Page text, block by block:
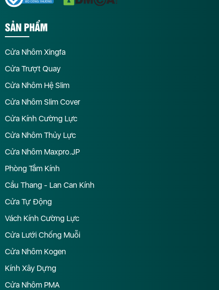
SẢN PHẨM
Cửa Nhôm Xingfa
Cửa Trượt Quay
Cửa Nhôm Hệ Slim
Cửa Nhôm Slim Cover
Cửa Kính Cường Lực
Cửa Nhôm Thủy Lực
Cửa Nhôm Maxpro.JP
Phòng Tắm Kính
Cầu Thang - Lan Can Kính
Cửa Tự Động
Vách Kính Cường Lực
Cửa Lưới Chống Muỗi
Cửa Nhôm Kogen
Kính Xây Dựng
Cửa Nhôm PMA